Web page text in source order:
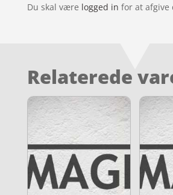
Du skal være logged in for at afgive
Relaterede